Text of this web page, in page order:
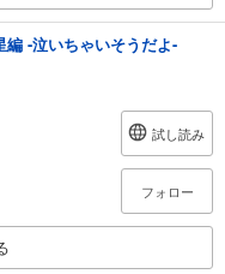
-泣いちゃいそうだよ-
試し読み
フォロー